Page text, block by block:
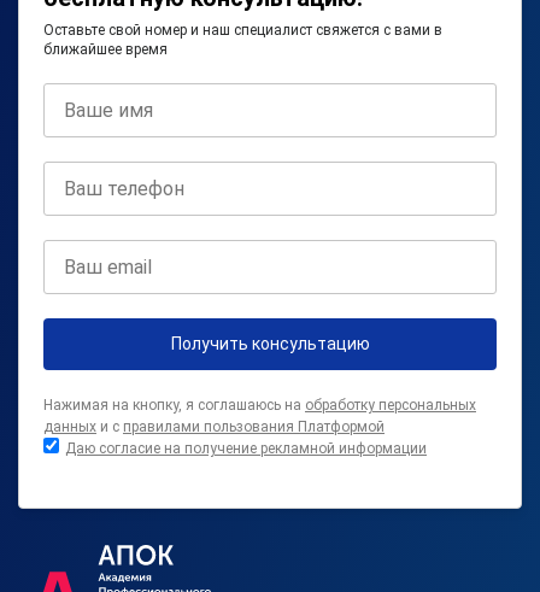
Оставьте свой номер и наш специалист свяжется с вами в
ближайшее время
Получить консультацию
Нажимая на кнопку, я соглашаюсь на обработку персональных
данных и с правилами пользования Платформой
Даю согласие на получение рекламной информации